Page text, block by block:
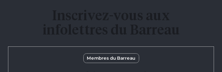
Membres du Barreau